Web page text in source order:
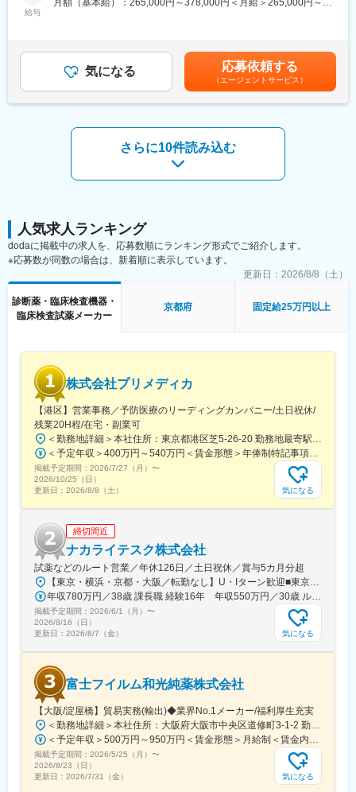
OEMメーカーとして常に安定した技術力が発揮できるよう、社員
への学習の機会は積極的に提供していただけます。月に2回座学で
の勉強会を開催しており、オフィス内には業界情報に関する定期
ら業務を進められます。
・書類選考～面接～クロージング対応
・インターンシップの企画・運営
・内定者・入社者フォロー
・キャリア採用戦略の企画立案・実行
・採用手法の検討（チャネル選定・改善）
・人材紹介会社など外部パートナーとの連携
・セミナー・企業説明会の企画・運営
※特に、研究開発職・エンジニア職の採用強化に取り組んでいま
す。
■魅力ポイント：
◎入社後は国内の採用業務（研究開発・カスタマーサービス・ビ
や海外人事領域へと業務の幅を広げることが可能です。グローバ
ル人事としてのキャリアも描ける環境が整っています。
◎採用受入部門との連携体制が整っており、部門と一体となって
採用成功を目指せる風土があります。現場と密にコミュニケーシ
ョンを取りながら、採用活動を進められる点も魅力です。
◎入社後はまず既存の採用フローに沿って業務を習得し、将来的
には採用企画や戦略立案にも携わり、主体的に施策を推進してい
く役割を担っていただきます。
■組織について：
組織はフラットで、役職呼称は禁止など、風通しのよい風土形成
です。
■アークレイGについて：
アークレイは、医療現場に新たな診断技術、検査を提供すること
中の人びとの健康な生活に貢献する」を実現すべく日々活動して
います。糖尿病検査装置の分野で国内トップクラスの地位を築い
ている当社ですが、一方で海外に向けても精力的に医療機器の販
売を続けてまいりました。グローバルの拠点数も18か国46拠点と
なり、世界120か国以上でアークレイの製品が活躍し、売上高の
約60％は海外での売上となっております。
変更の範囲：会社の定める業務
給与
月額（基本給）：265,000円～378,000円＜月給＞265,000円～
の負担は御座います。実費負担となります。礼金が15万（単
身）、25万（家族帯同）、仲介手数料家賃1ヶ月分も会社負担と
なります。賃金はあくまでも目安の金額であり、選考を通じて上
下する可能性があります。月給(月額)は固定手当を含めた表記で
気になる 応募依頼する
（エージェントサービス）
さらに10件読み込む
人気求人ランキング
dodaに掲載中の求人を、応募数順にランキング形式でご紹介します。
※応募数が同数の場合は、新着順に表示しています。
更新日： 2026/8/8（土）
診断薬・臨床検査機器・
臨床検査試薬メーカー
京都府 固定給25万円以上
株式会社プリメディカ
【港区】営業事務／予防医療のリーディングカンパニー/土日祝休/
残業20H程/在宅・副業可
＜勤務地詳細＞本社住所：東京都港区芝5-26-20 勤務地最寄駅：都営大江戸線／大門駅受動喫煙対策：屋内全面禁煙変更の範囲：会社の定める事業所（リモートワーク含む）
＜予定年収＞400万円～540万円＜賃金形態＞年俸制特記事項なし＜賃金内訳＞年額（基本給）：3,210,000円～4,653,360円固定残業手当/月：65,462円～112,220円（固定残業時間30時間0分/月）超過した時間外労働の残業手当は追加支給＜月額＞332,962円～500,000円（12分割）（一律手当を含む）＜昇給有無＞有＜残業手当＞有賃金はあくまでも目安の金額であり、選考を通じて上下する可能性があります。月給(月額)は固定手当を含めた表記です。
掲載予定期間： 2026/7/27（月） 〜
2026/10/25（日）
更新日： 2026/8/8（土） 気になる
締切間近
ナカライテスク株式会社
試薬などのルート営業／年休126日／土日祝休／賞与5カ月分超
【東京・横浜・京都・大阪／転勤なし】U・Iターン歓迎■東京営業所東京都新宿区百人町2-19-13＜アクセス＞JR「新大久保駅」から徒歩6分■横浜営業所神奈川県横浜市中区太田町6-84-2 大樹生命横浜桜木町ビル1F＜アクセス＞横浜高速鉄道「馬車道駅」から徒歩3分JR「桜木町駅」から徒歩7分■本社営業所（京都市）京都市中京区二条通烏丸西入東玉屋町498＜アクセス＞地下鉄 烏丸線「烏丸御池駅」から徒歩5分■大阪営業所大阪府吹田市出口町4-1＜アクセス＞JR「吹田駅」から徒歩8分※原則、転居を伴う転勤はありません。※受動喫煙対策：屋内全面禁煙（屋上に喫煙スペースあり）
年収780万円／38歳 課長職 経験16年 年収550万円／30歳 ルート営業職 経験8年
掲載予定期間： 2026/6/1（月） 〜
2026/8/16（日）
更新日： 2026/8/7（金） 気になる
富士フイルム和光純薬株式会社
【大阪/淀屋橋】貿易実務(輸出)◆業界No.1メーカー/福利厚生充実
＜勤務地詳細＞本社住所：大阪府大阪市中央区道修町3-1-2 勤務地最寄駅：地下鉄御堂筋線／淀屋橋駅受動喫煙対策：屋内全面禁煙変更の範囲：会社の定める事業所（リモートワーク含む）
＜予定年収＞500万円～950万円＜賃金形態＞月給制＜賃金内訳＞月額（基本給）：270,000円～530,000円＜月給＞270,000円～530,000円＜昇給有無＞有＜残業手当＞有＜給与補足＞■昇給：年1回■賞与：年2回賃金はあくまでも目安の金額であり、選考を通じて上下する可能性があります。月給(月額)は固定手当を含めた表記です。
掲載予定期間： 2026/5/25（月） 〜
2026/8/23（日）
更新日： 2026/7/31（金） 気になる